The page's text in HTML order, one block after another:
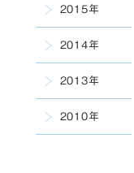
2015年
2014年
2013年
2010年